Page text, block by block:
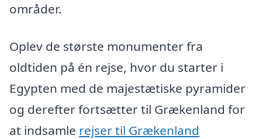
områder.
Oplev de største monumenter fra
oldtiden på én rejse, hvor du starter i
Egypten med de majestætiske pyramider
og derefter fortsætter til Grækenland for
at indsamle rejser til Grækenland